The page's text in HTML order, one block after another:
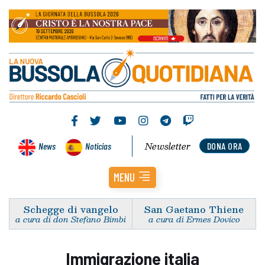
News Noticias DONA ORA
Newsletter
MENU
Schegge di vangelo
a cura di don Stefano Bimbi
San Gaetano Thiene
a cura di Ermes Dovico
Immigrazione italia